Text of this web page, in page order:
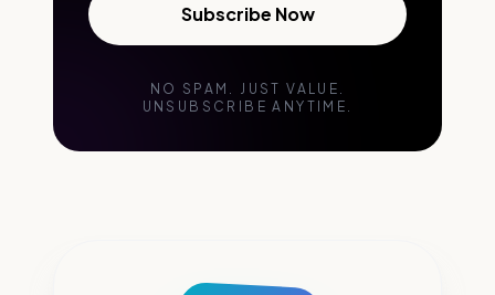
Subscribe Now
NO SPAM. JUST VALUE.
UNSUBSCRIBE ANYTIME.